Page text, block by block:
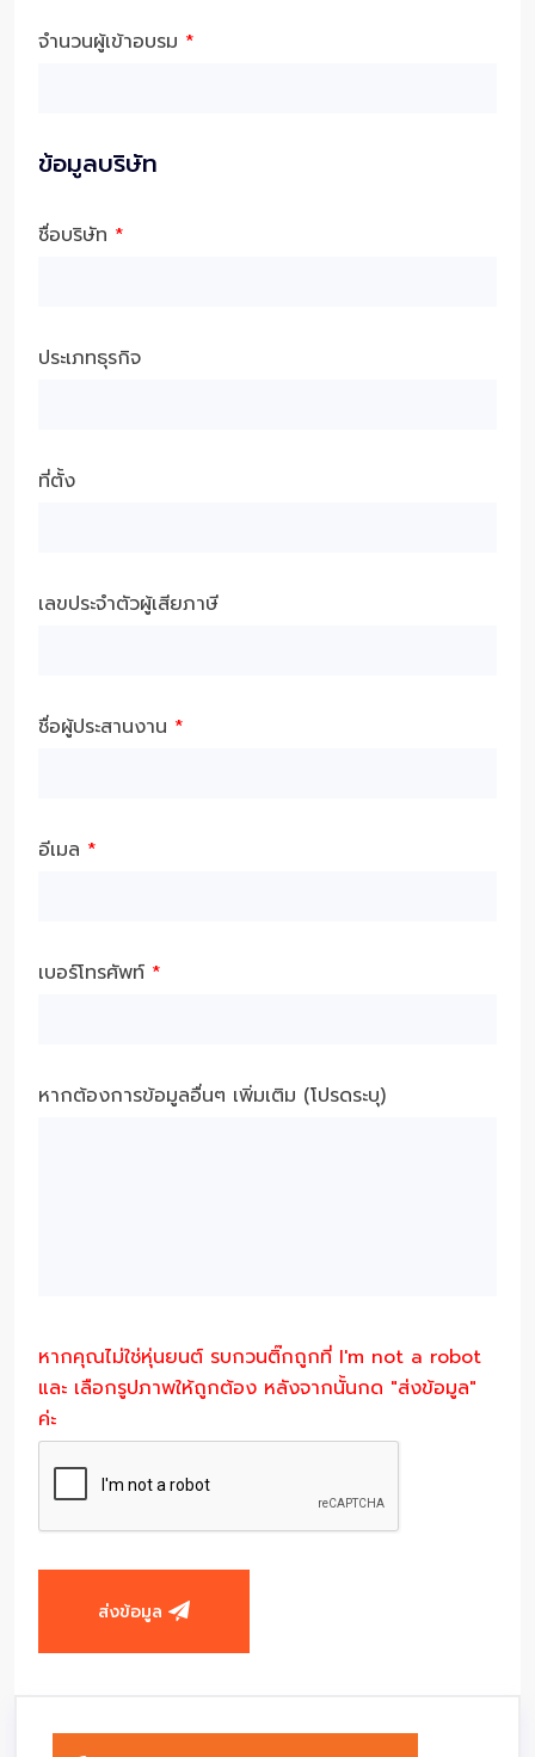
จำนวนผู้เข้าอบรม *
ข้อมูลบริษัท
ชื่อบริษัท *
ประเภทธุรกิจ
ที่ตั้ง
เลขประจำตัวผู้เสียภาษี
ชื่อผู้ประสานงาน *
อีเมล *
เบอร์โทรศัพท์ *
หากต้องการข้อมูลอื่นๆ เพิ่มเติม (โปรดระบุ)
หากคุณไม่ใช่หุ่นยนต์ รบกวนติ๊กถูกที่ I'm not a robot
และ เลือกรูปภาพให้ถูกต้อง หลังจากนั้นกด "ส่งข้อมูล"
ค่ะ
ส่งข้อมูล